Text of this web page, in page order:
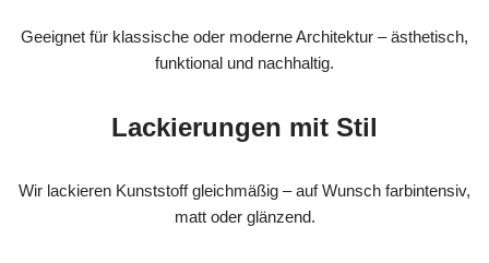
Geeignet für klassische oder moderne Architektur – ästhetisch,
funktional und nachhaltig.
Lackierungen mit Stil
Wir lackieren Kunststoff gleichmäßig – auf Wunsch farbintensiv,
matt oder glänzend.